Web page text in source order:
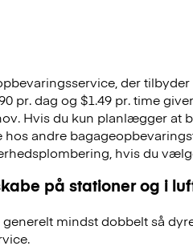
der
pr. dag og $1.49 pr. time
Hvis du kun planlægger at
andre
hvis du
på stationer og i
mindst dobbelt så